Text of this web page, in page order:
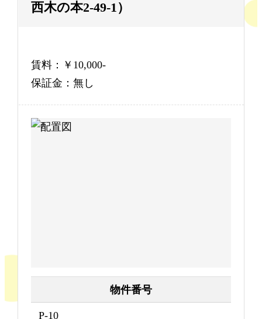
西木の本2-49-1）
賃料：￥10,000-
保証金：無し
物件番号
P-10